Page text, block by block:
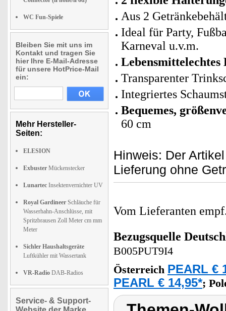
WC Fun-Spiele
Bleiben Sie mit uns im
Kontakt und tragen Sie
hier Ihre E-Mail-Adresse
für unsere HotPrice-Mail
ein:
Mehr Hersteller-
Seiten:
ELESION
Exbuster Mückenstecker
Lunartec Insektenvernichter UV
Royal Gardineer Schläuche für
Wasserhahn-Anschlüsse, mit
Spritzbrausen Zoll Meter cm mm
Meter
Sichler Haushaltsgeräte
Luftkühler mit Wassertank
VR-Radio DAB-Radios
Service- & Support-
Aus 2
Ideal für Party,
Karneval u.v.m.
Transparenter
Integriertes
Bequemes,
60 cm
Hinweis: Der
Lieferung ohne
Vom Lieferanten
Bezugsquelle
B005PUT9I4
Österreich PEARL €
PEARL € 14,95*;